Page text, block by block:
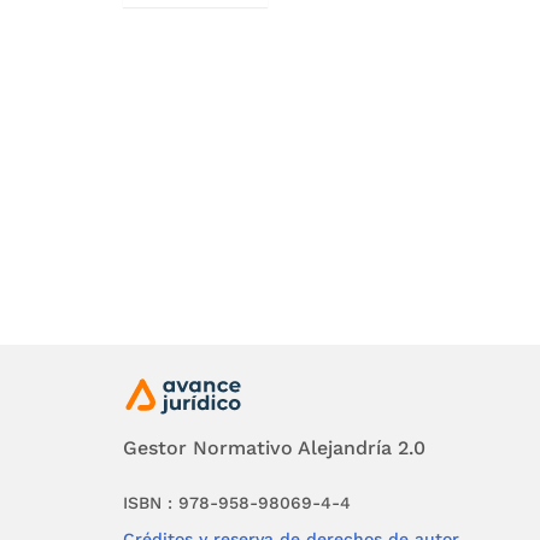
Gestor Normativo Alejandría 2.0
ISBN : 978-958-98069-4-4